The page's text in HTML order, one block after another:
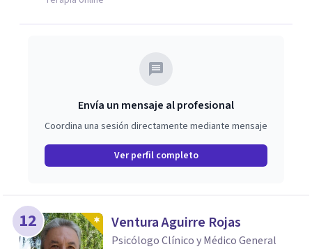
Envía un mensaje al profesional
Coordina una sesión directamente mediante mensaje
Ver perfil completo
12 Ventura Aguirre Rojas
Psicólogo Clínico y Médico General